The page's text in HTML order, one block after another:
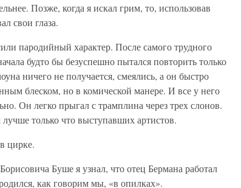
Позже, когда я искал грим, то, использовав
свои глаза.
пародийный характер. После самого трудного
будто бы безуспешно пытался повторить только
ничего не получается, смеялись, а он быстро
блеском, но в комической манере. И все у него
Он легко прыгал с трамплина через трех слонов.
только что выступавших артистов.
цирке.
Буше я узнал, что отец Бермана работал
как говорим мы, «в опилках».